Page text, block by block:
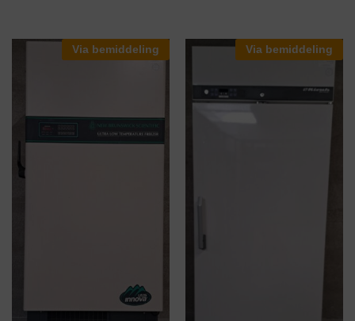
Via bemiddeling Via bemiddeling